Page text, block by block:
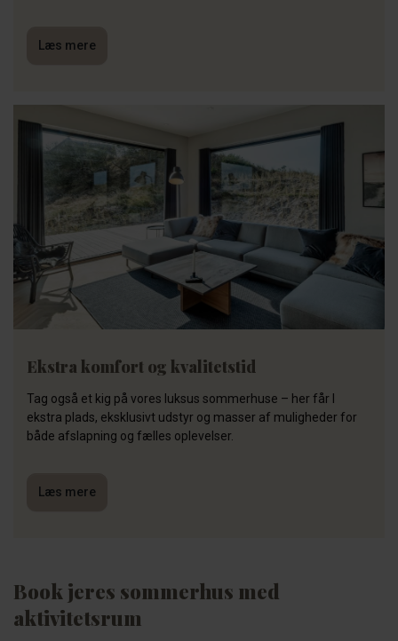
Læs mere
Ekstra komfort og kvalitetstid
Tag også et kig på vores luksus sommerhuse – her får I
ekstra plads, eksklusivt udstyr og masser af muligheder for
både afslapning og fælles oplevelser.
Læs mere
Book jeres sommerhus med
aktivitetsrum